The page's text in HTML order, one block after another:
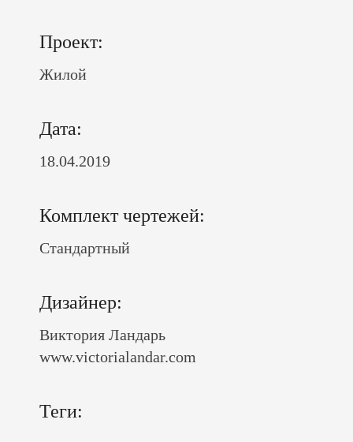
Проект:
Жилой
Дата:
18.04.2019
Комплект чертежей:
Стандартный
Дизайнер:
Виктория Ландарь
www.victorialandar.com
Теги: